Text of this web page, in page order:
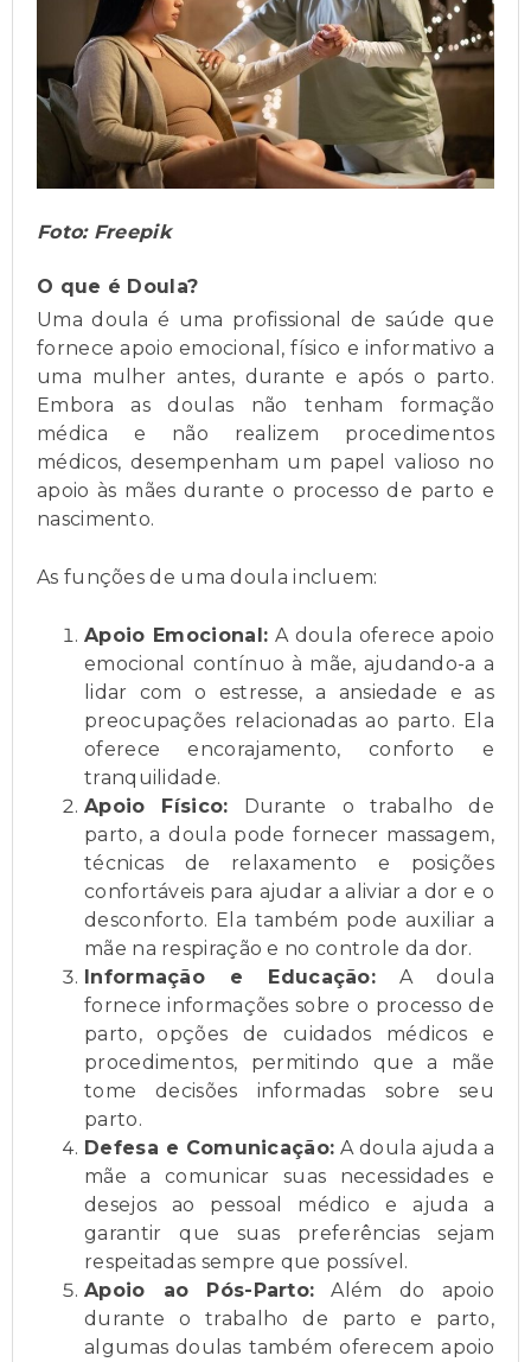
Foto: Freepik
O que é Doula?
Uma doula é uma profissional de saúde que
fornece apoio emocional, físico e informativo a
uma mulher antes, durante e após o parto.
Embora as doulas não tenham formação
médica e não realizem procedimentos
médicos, desempenham um papel valioso no
apoio às mães durante o processo de parto e
nascimento.
As funções de uma doula incluem:
Apoio Emocional: A doula oferece apoio
emocional contínuo à mãe, ajudando-a a
lidar com o estresse, a ansiedade e as
preocupações relacionadas ao parto. Ela
oferece encorajamento, conforto e
tranquilidade.
Apoio Físico: Durante o trabalho de
parto, a doula pode fornecer massagem,
técnicas de relaxamento e posições
confortáveis para ajudar a aliviar a dor e o
desconforto. Ela também pode auxiliar a
mãe na respiração e no controle da dor.
Informação e Educação: A doula
fornece informações sobre o processo de
parto, opções de cuidados médicos e
procedimentos, permitindo que a mãe
tome decisões informadas sobre seu
parto.
Defesa e Comunicação: A doula ajuda a
mãe a comunicar suas necessidades e
desejos ao pessoal médico e ajuda a
garantir que suas preferências sejam
respeitadas sempre que possível.
Apoio ao Pós-Parto: Além do apoio
durante o trabalho de parto e parto,
algumas doulas também oferecem apoio